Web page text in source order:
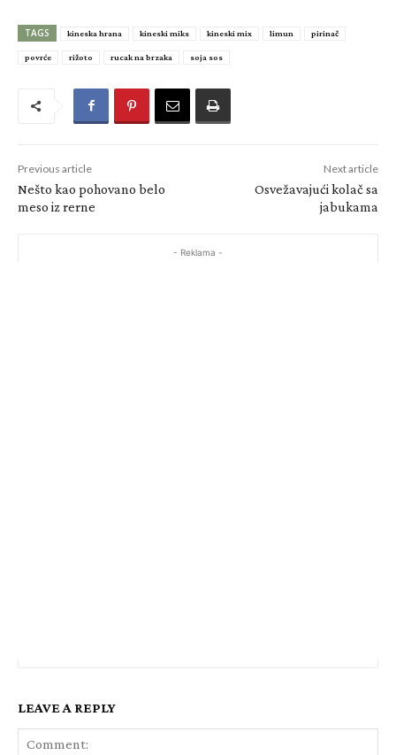
TAGS kineska hrana kineski miks kineski mix limun pirinač
povrće rižoto rucak na brzaka soja sos
Previous article
Nešto kao pohovano belo
meso iz rerne
Next article
Osvežavajući kolač sa
jabukama
- Reklama -
LEAVE A REPLY